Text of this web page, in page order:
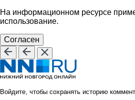
На информационном ресурсе
использование.
Согласен
Войдите, чтобы сохранять историю